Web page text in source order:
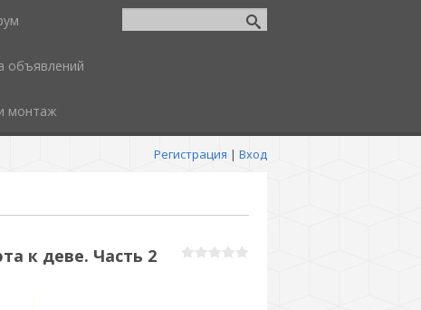
объявлений
монтаж
Регистрация | Вход
к деве. Часть 2